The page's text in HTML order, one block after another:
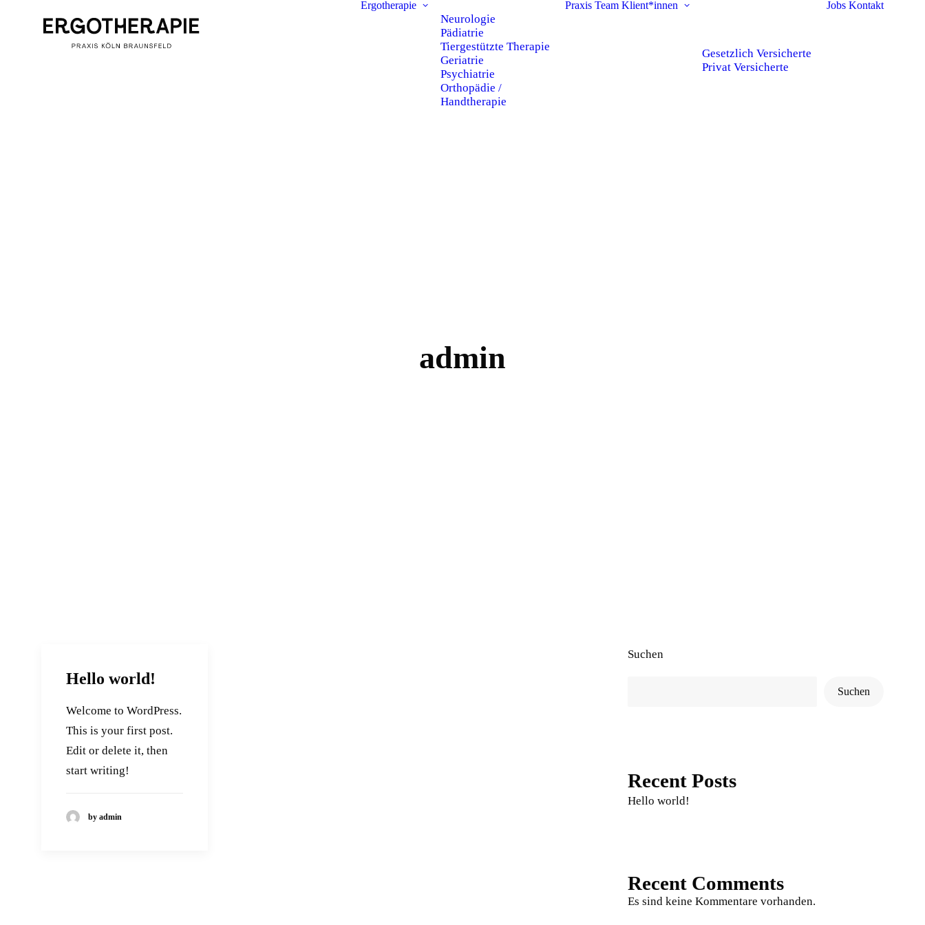
Ergotherapie
Neurologie
Pädiatrie
Tiergestützte Therapie
Geriatrie
Psychiatrie
Orthopädie /
Handtherapie
Praxis Team Klient*innen
Gesetzlich Versicherte
Privat Versicherte
Jobs Kontakt
admin
Hello world!
Welcome to WordPress.
This is your first post.
Edit or delete it, then
start writing!
by admin
Suchen
Suchen
Recent Posts
Hello world!
Recent Comments
Es sind keine Kommentare vorhanden.